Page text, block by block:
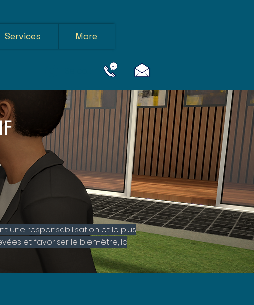
Services More
Se connecter
une responsabilisation et le plus
et favoriser le bien-être, la